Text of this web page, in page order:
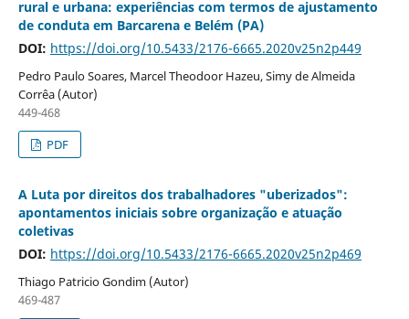
rural e urbana: experiências com termos de ajustamento
de conduta em Barcarena e Belém (PA)
DOI: https://doi.org/10.5433/2176-6665.2020v25n2p449
Pedro Paulo Soares, Marcel Theodoor Hazeu, Simy de Almeida
Corrêa (Autor)
449-468
PDF
A Luta por direitos dos trabalhadores "uberizados":
apontamentos iniciais sobre organização e atuação
coletivas
DOI: https://doi.org/10.5433/2176-6665.2020v25n2p469
Thiago Patricio Gondim (Autor)
469-487